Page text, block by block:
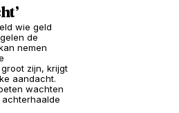
wie geld
de
nemen
zijn, krijgt
aandacht.
wachten